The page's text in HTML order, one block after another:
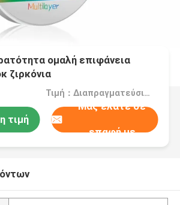
ομαλή επιφάνεια
ζιρκόνια
Τιμή：Διαπραγματεύσιμα
τιμή
Μας ελάτε σε
επαφή με